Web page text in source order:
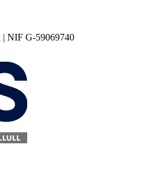
NIF G-59069740